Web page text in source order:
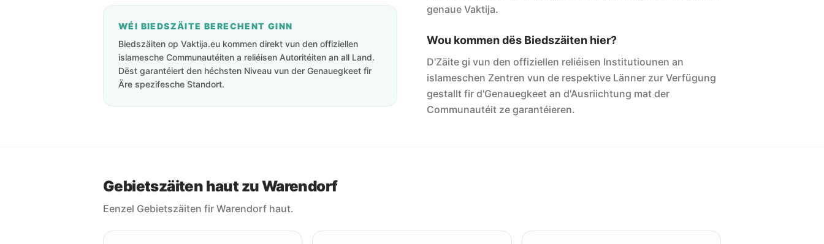
WÉI BIEDSZÄITE BERECHENT GINN
Biedszäiten op Vaktija.eu kommen direkt vun den offiziellen
islamesche Communautéiten a reliéisen Autoritéiten an all Land.
Dëst garantéiert den héchsten Niveau vun der Genauegkeet fir
Äre spezifesche Standort.
genaue Vaktija.
Wou kommen dës Biedszäiten hier?
D'Zäite gi vun den offiziellen reliéisen Institutiounen an
islameschen Zentren vun de respektive Länner zur Verfügung
gestallt fir d'Genauegkeet an d'Ausriichtung mat der
Communautéit ze garantéieren.
Gebietszäiten haut zu Warendorf
Eenzel Gebietszäiten fir Warendorf haut.